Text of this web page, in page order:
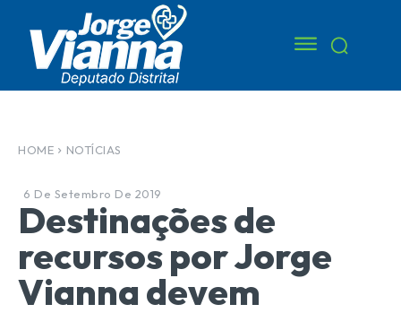
HOME NOTÍCIAS
6 De Setembro De 2019
Destinações de
recursos por Jorge
Vianna devem